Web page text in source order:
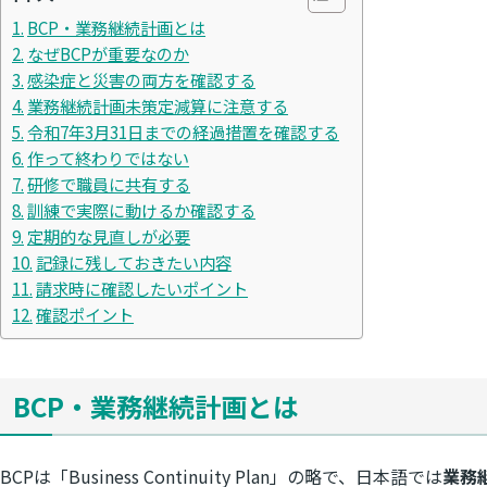
BCP・業務継続計画とは
なぜBCPが重要なのか
感染症と災害の両方を確認する
業務継続計画未策定減算に注意する
令和7年3月31日までの経過措置を確認する
作って終わりではない
研修で職員に共有する
訓練で実際に動けるか確認する
定期的な見直しが必要
記録に残しておきたい内容
請求時に確認したいポイント
確認ポイント
BCP・業務継続計画とは
BCPは「Business Continuity Plan」の略で、日本語では業務